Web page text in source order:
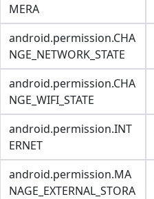
MERA
android.permission.CHA
NGE_NETWORK_STATE
android.permission.CHA
NGE_WIFI_STATE
android.permission.INT
ERNET
android.permission.MA
NAGE_EXTERNAL_STORA